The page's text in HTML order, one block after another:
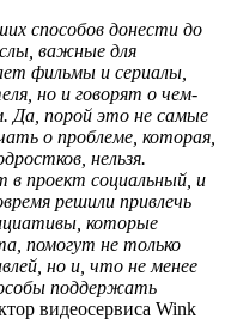
способов донести до
важные для
фильмы и сериалы,
но и говорят о чем-
Да, порой это не самые
о проблеме, которая,
нельзя.
в проект социальный, и
решили привлечь
которые
помогут не только
но и, что не менее
поддержать
видеосервиса Wink